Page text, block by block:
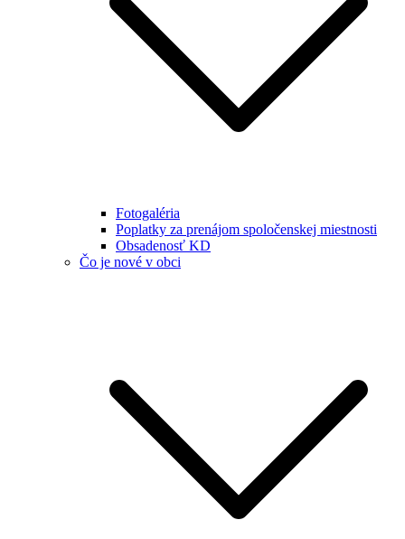
Fotogaléria
Poplatky za prenájom spoločenskej miestnosti
Obsadenosť KD
Čo je nové v obci